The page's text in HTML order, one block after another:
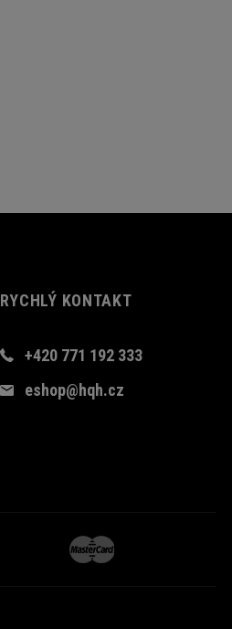
RYCHLÝ KONTAKT
+420 771 192 333
eshop@hqh.cz